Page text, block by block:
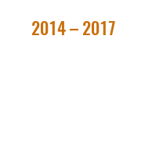
2014 – 2017